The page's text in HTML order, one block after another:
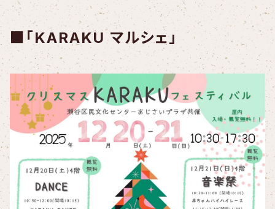
■「KARAKU マルシェ」